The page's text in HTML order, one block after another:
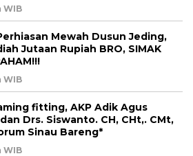
WIB
Mewah Dusun Jeding,
Jutaan Rupiah BRO, SIMAK
WIB
fitting, AKP Adik Agus
Drs. Siswanto. CH, CHt,. CMt,
Sinau Bareng*
WIB